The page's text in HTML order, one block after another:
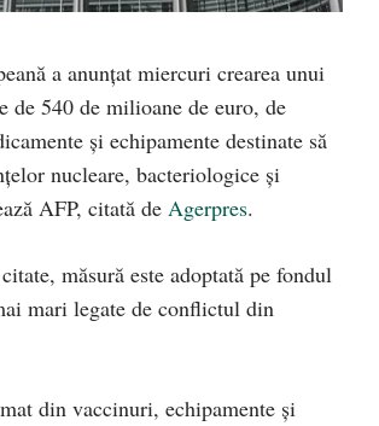
a anunţat miercuri crearea unui
de 540 de milioane de euro, de
şi echipamente destinate să
nucleare, bacteriologice şi
AFP, citată de Agerpres.
măsură este adoptată pe fondul
mari legate de conflictul din
din vaccinuri, echipamente şi